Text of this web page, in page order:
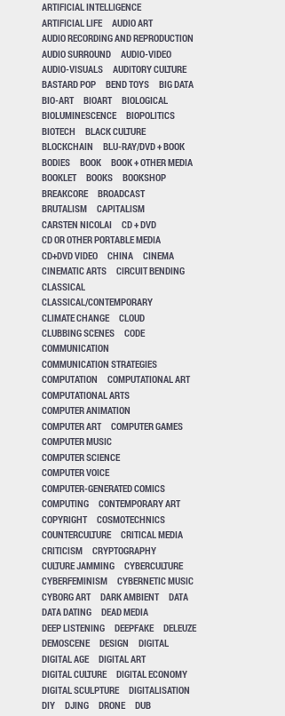
ARTIFICIAL INTELLIGENCE
ARTIFICIAL LIFE
AUDIO ART
AUDIO RECORDING AND REPRODUCTION
AUDIO SURROUND
AUDIO-VIDEO
AUDIO-VISUALS
AUDITORY CULTURE
BASTARD POP
BEND TOYS
BIG DATA
BIO-ART
BIOART
BIOLOGICAL
BIOLUMINESCENCE
BIOPOLITICS
BIOTECH
BLACK CULTURE
BLOCKCHAIN
BLU-RAY/DVD + BOOK
BODIES
BOOK
BOOK + OTHER MEDIA
BOOKLET
BOOKS
BOOKSHOP
BREAKCORE
BROADCAST
BRUTALISM
CAPITALISM
CARSTEN NICOLAI
CD + DVD
CD OR OTHER PORTABLE MEDIA
CD+DVD VIDEO
CHINA
CINEMA
CINEMATIC ARTS
CIRCUIT BENDING
CLASSICAL
CLASSICAL/CONTEMPORARY
CLIMATE CHANGE
CLOUD
CLUBBING SCENES
CODE
COMMUNICATION
COMMUNICATION STRATEGIES
COMPUTATION
COMPUTATIONAL ART
COMPUTATIONAL ARTS
COMPUTER ANIMATION
COMPUTER ART
COMPUTER GAMES
COMPUTER MUSIC
COMPUTER SCIENCE
COMPUTER VOICE
COMPUTER-GENERATED COMICS
COMPUTING
CONTEMPORARY ART
COPYRIGHT
COSMOTECHNICS
COUNTERCULTURE
CRITICAL MEDIA
CRITICISM
CRYPTOGRAPHY
CULTURE JAMMING
CYBERCULTURE
CYBERFEMINISM
CYBERNETIC MUSIC
CYBORG ART
DARK AMBIENT
DATA
DATA DATING
DEAD MEDIA
DEEP LISTENING
DEEPFAKE
DELEUZE
DEMOSCENE
DESIGN
DIGITAL
DIGITAL AGE
DIGITAL ART
DIGITAL CULTURE
DIGITAL ECONOMY
DIGITAL SCULPTURE
DIGITALISATION
DIY
DJING DRONE
DUB